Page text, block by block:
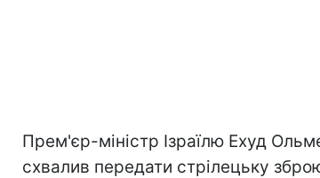
Прем'єр-міністр Ізраїлю Ехуд
схвалив передати стрілецьку